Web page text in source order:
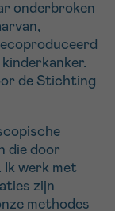
onderbroken
de Stichting
die door
Ik werk met
zijn
methodes